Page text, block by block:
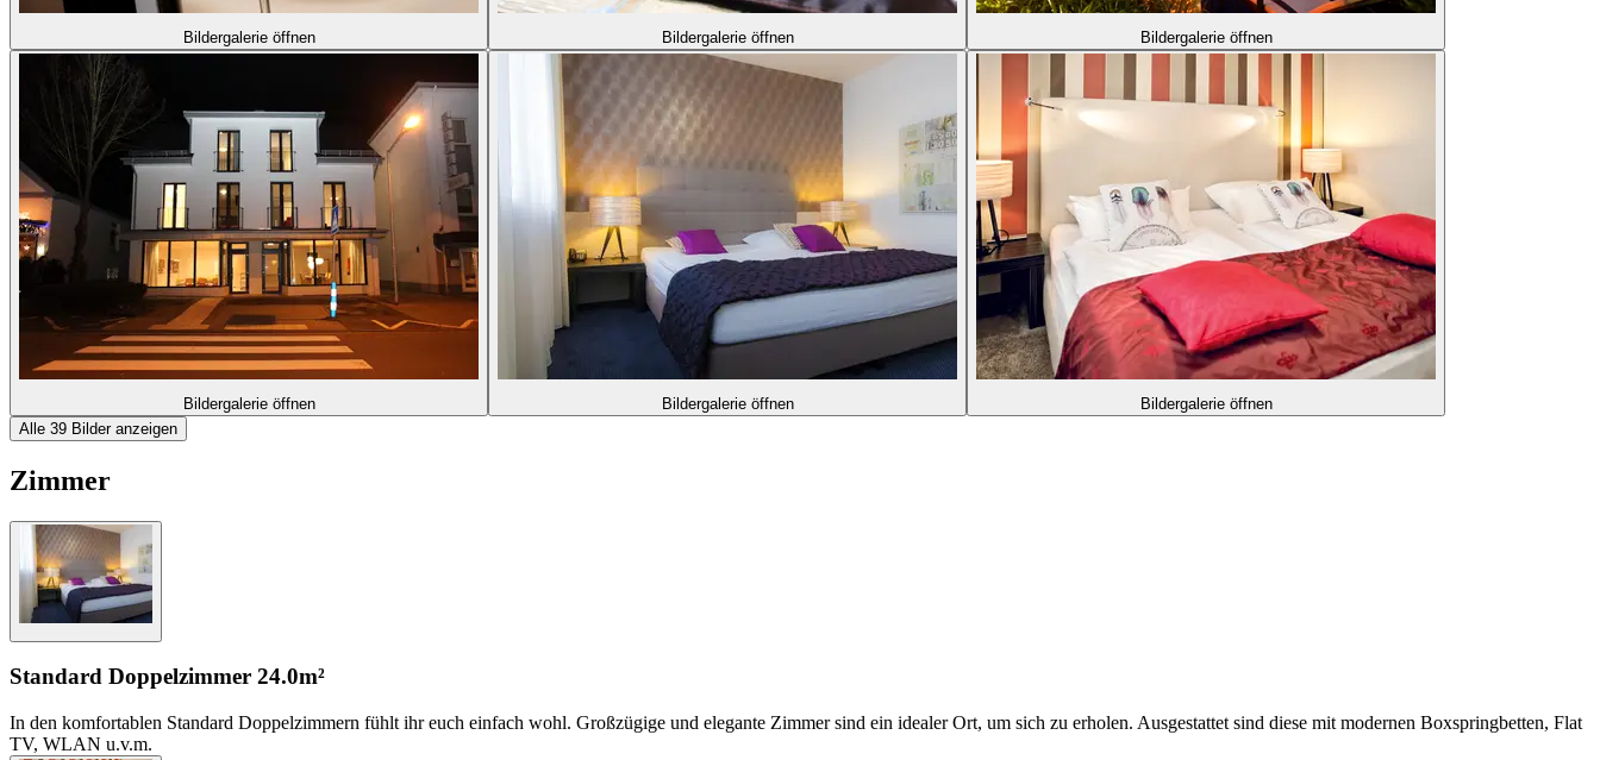
Bildergalerie öffnen Bildergalerie öffnen Bildergalerie öffnen
Bildergalerie öffnen Bildergalerie öffnen
Bildergalerie öffnen
Alle 39 Bilder anzeigen
Zimmer
Standard Doppelzimmer 24.0m²
In den komfortablen Standard Doppelzimmern fühlt ihr euch einfach wohl. Großzügige und elegante Zimmer sind ein idealer Ort, um sich zu erholen. Ausgestattet sind diese mit modernen Boxspringbetten, Flat
TV, WLAN u.v.m.